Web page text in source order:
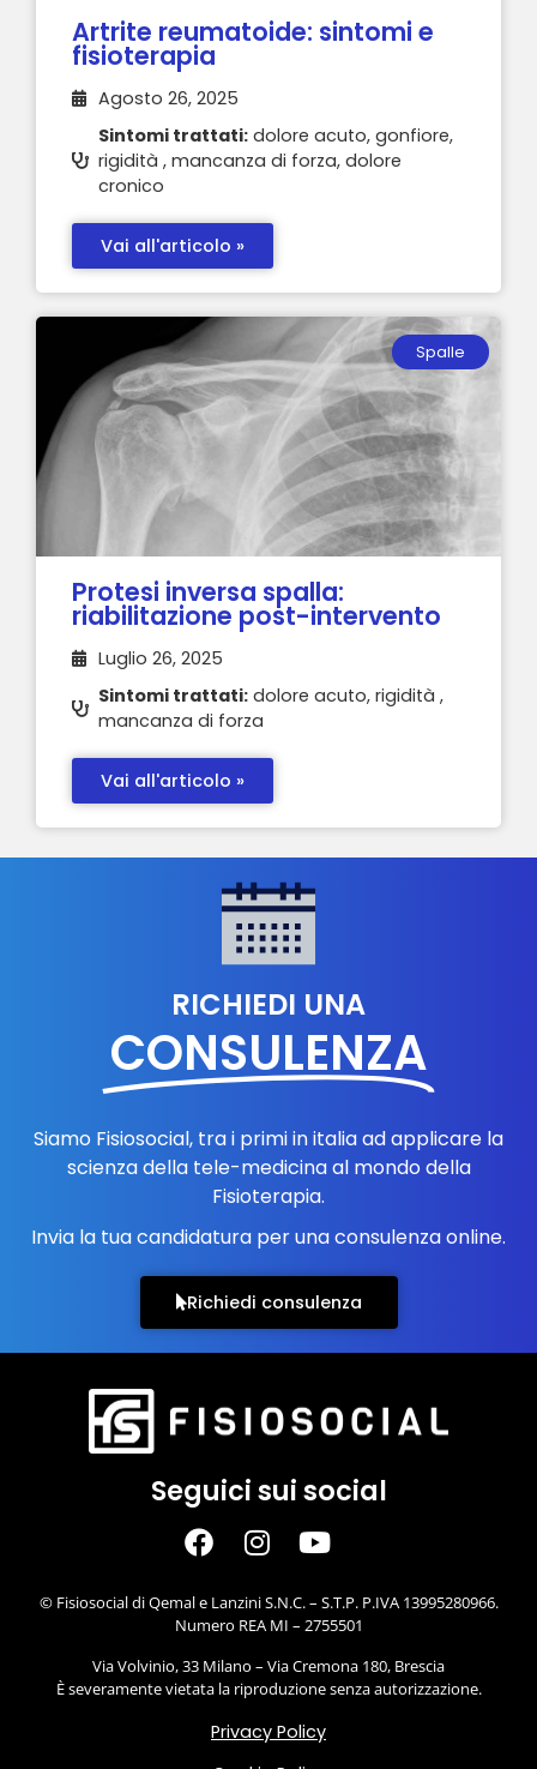
Artrite reumatoide: sintomi e
fisioterapia
Agosto 26, 2025
Sintomi trattati: dolore acuto, gonfiore,
rigidità , mancanza di forza, dolore
cronico
Vai all'articolo »
Spalle
Protesi inversa spalla:
riabilitazione post-intervento
Luglio 26, 2025
Sintomi trattati: dolore acuto, rigidità ,
mancanza di forza
Vai all'articolo »
RICHIEDI UNA
CONSULENZA
Siamo Fisiosocial, tra i primi in italia ad applicare la
scienza della tele-medicina al mondo della
Fisioterapia.
Invia la tua candidatura per una consulenza online.
Richiedi consulenza
Seguici sui social
© Fisiosocial di Qemal e Lanzini S.N.C. – S.T.P. P.IVA 13995280966.
Numero REA MI – 2755501
Via Volvinio, 33 Milano – Via Cremona 180, Brescia
È severamente vietata la riproduzione senza autorizzazione.
Privacy Policy